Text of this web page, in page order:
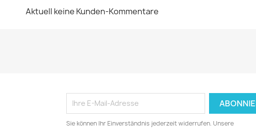
Aktuell keine Kunden-Kommentare
Sie können Ihr Einverständnis jederzeit widerrufen. Unsere